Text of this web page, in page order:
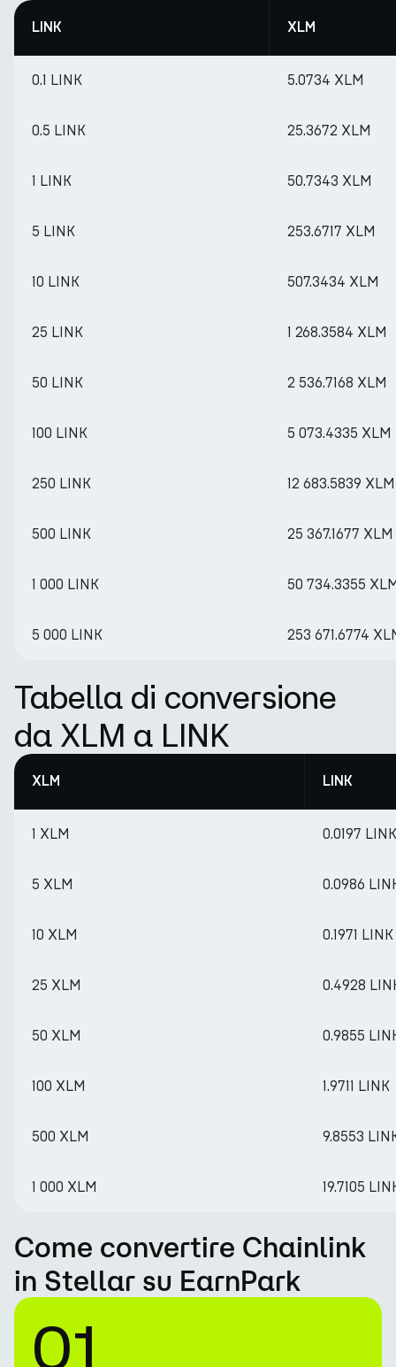
LINK XLM
0.1 LINK 5.0734 XLM
0.5 LINK 25.3672 XLM
1 LINK 50.7343 XLM
5 LINK 253.6717 XLM
10 LINK 507.3434 XLM
25 LINK 1 268.3584 XLM
50 LINK 2 536.7168 XLM
100 LINK 5 073.4335 XLM
250 LINK 12 683.5839 XLM
500 LINK 25 367.1677 XLM
1 000 LINK 50 734.3355
5 000 LINK 253 671.6774
Tabella di conversione
da XLM a LINK
XLM LINK
1 XLM 0.0197 LINK
5 XLM 0.0986
10 XLM 0.1971 LINK
25 XLM 0.4928
50 XLM 0.9855
100 XLM 1.9711 LINK
500 XLM 9.8553
1 000 XLM 19.7105
Come convertire Chainlink
in Stellar su EarnPark
01